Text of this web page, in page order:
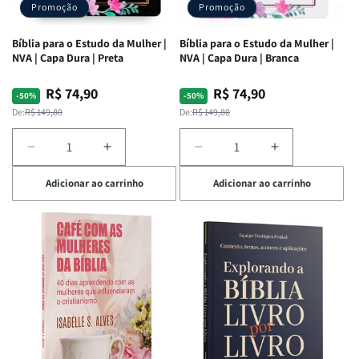
Promoção
Bíblia para o Estudo da Mulher |
NVA | Capa Dura | Preta
-50%
Preço
normal
De:R$ 149,80
Preço
promocional
R$ 74,90
Diminuir
a
quantidade
de
Bíblia
para
Estudo
da
Mulher
NVA
Aumentar
a
quantidade
de
Bíblia
para
o
Estudo
da
Mulher
|
NVA
|
Adicionar ao carrinho
Promoção
Bíblia para o Estudo da Mulher |
NVA | Capa Dura | Branca
-50%
Preço
normal
De:R$ 149,80
Preço
promocional
R$ 74,90
Diminuir
a
quantidade
de
Bíblia
o
Estudo
da
Mulher
NVA
Aumentar
a
quantidade
de
Bíblia
para
o
Estudo
Mulher
|
NVA
|
Adicionar ao carrinho